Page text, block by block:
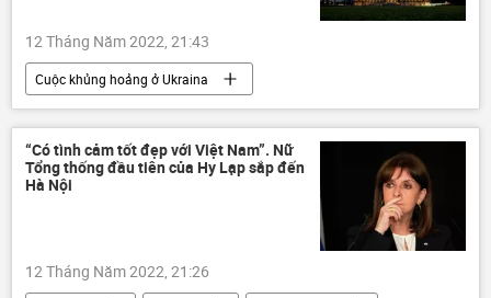
12 Tháng Năm 2022, 21:43
Cuộc khủng hoảng ở Ukraina
Các biện pháp trừng phạt chống Nga
Đức
khí đốt
Nga
Thế giới
xung đột
“Có tình cảm tốt đẹp với Việt Nam”. Nữ
Tổng thống đầu tiên của Hy Lạp sắp đến
Hà Nội
12 Tháng Năm 2022, 21:26